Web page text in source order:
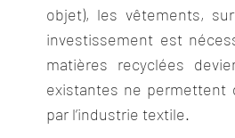
objet), les vêtements,
investissement est
matières recyclées
existantes ne permettent
par l’industrie textile.